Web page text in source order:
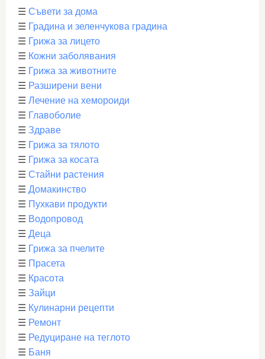
☰ Съвети за дома
☰ Градина и зеленчукова градина
☰ Грижа за лицето
☰ Кожни заболявания
☰ Грижа за животните
☰ Разширени вени
☰ Лечение на хемороиди
☰ Главоболие
☰ Здраве
☰ Грижа за тялото
☰ Грижа за косата
☰ Стайни растения
☰ Домакинство
☰ Пухкави продукти
☰ Водопровод
☰ Деца
☰ Грижа за пчелите
☰ Прасета
☰ Красота
☰ Зайци
☰ Кулинарни рецепти
☰ Ремонт
☰ Редуциране на теглото
☰ Баня